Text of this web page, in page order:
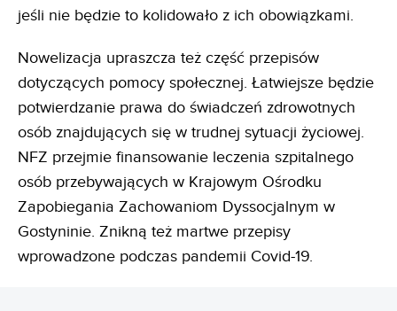
jeśli nie będzie to kolidowało z ich obowiązkami.
Nowelizacja upraszcza też część przepisów
dotyczących pomocy społecznej. Łatwiejsze będzie
potwierdzanie prawa do świadczeń zdrowotnych
osób znajdujących się w trudnej sytuacji życiowej.
NFZ przejmie finansowanie leczenia szpitalnego
osób przebywających w Krajowym Ośrodku
Zapobiegania Zachowaniom Dyssocjalnym w
Gostyninie. Znikną też martwe przepisy
wprowadzone podczas pandemii Covid-19.